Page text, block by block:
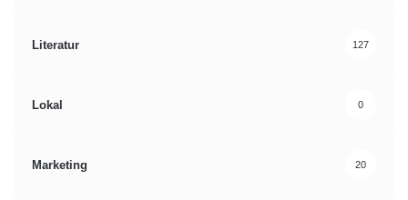
Literatur 127
Lokal 0
Marketing 20